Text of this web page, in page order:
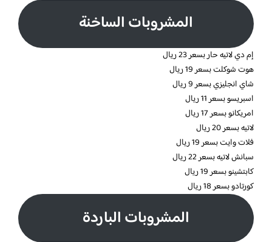
المشروبات الساخنة
إم دي لاتيه حار بسعر 23 ريال
هوت شوكلت بسعر 19 ريال
شاي انجليزي بسعر 9 ريال
اسبريسو بسعر 11 ريال
امريكانو بسعر 17 ريال
لاتيه بسعر 20 ريال
فلات وايت بسعر 19 ريال
سبانش لاتيه بسعر 22 ريال
كابتشينو بسعر 19 ريال
كورتادو بسعر 18 ريال
المشروبات الباردة